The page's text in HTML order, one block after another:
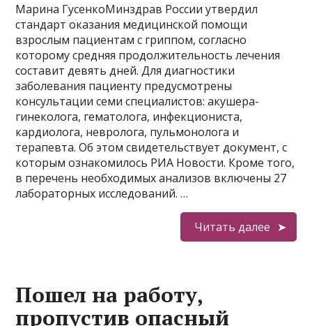
Марина ГусенкоМинздрав России утвердил
стандарт оказания медицинской помощи
взрослым пациентам с гриппом, согласно
которому средняя продолжительность лечения
составит девять дней. Для диагностики
заболевания пациенту предусмотрены
консультации семи специалистов: акушера-
гинеколога, гематолога, инфекциониста,
кардиолога, невролога, пульмонолога и
терапевта. Об этом свидетельствует документ, с
которым ознакомилось РИА Новости. Кроме того,
в перечень необходимых анализов включены 27
лабораторных исследований. …
Читать далее
Пошел на работу,
пропустив опасный